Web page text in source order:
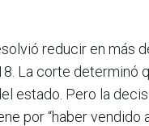
reducir en más
La corte determinó
estado. Pero la
por “haber